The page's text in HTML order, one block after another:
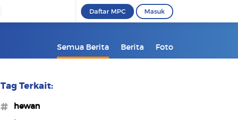
Daftar MPC Masuk
Semua Berita Berita Foto
Tag Terkait:
#hewan